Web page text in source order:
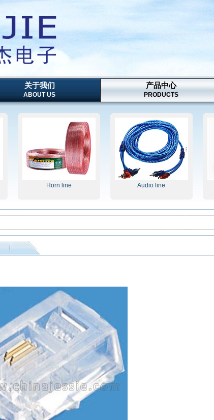
关于我们
ABOUT US
产品中心
PRODUCTS
Horn line Audio line